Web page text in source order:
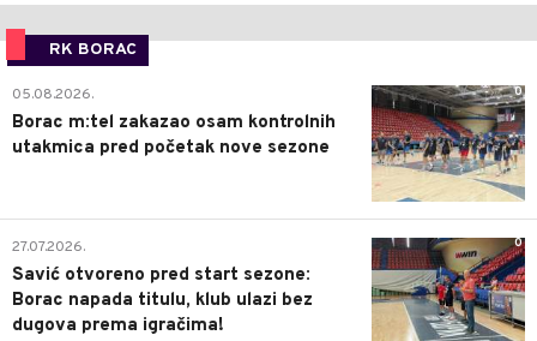
RK BORAC
0
05.08.2026.
Borac m:tel zakazao osam kontrolnih
utakmica pred početak nove sezone
0
27.07.2026.
Savić otvoreno pred start sezone:
Borac napada titulu, klub ulazi bez
dugova prema igračima!